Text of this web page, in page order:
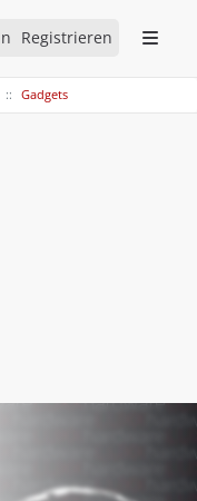
Registrieren
Gadgets